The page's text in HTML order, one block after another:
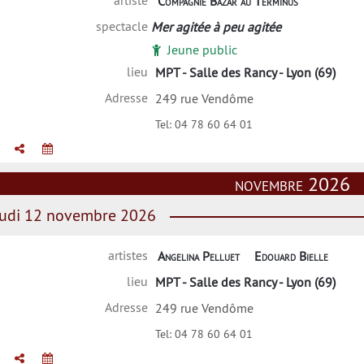
spectacle Mer agitée à peu agitée
Jeune public
lieu MPT - Salle des Rancy - Lyon (69)
Adresse 249 rue Vendôme
Tel:04 78 60 64 01
novembre 2026
12 novembre 2026
artistes Angelina Pelluet
Edouard Bielle
lieu MPT - Salle des Rancy - Lyon (69)
Adresse 249 rue Vendôme
Tel:04 78 60 64 01